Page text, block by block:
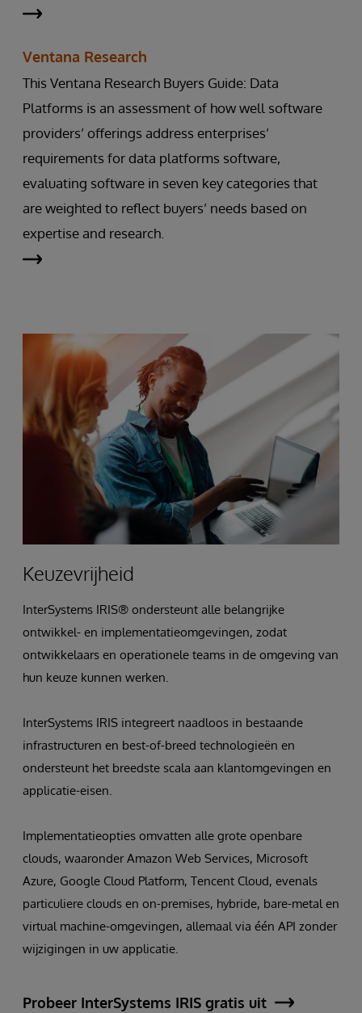
Ventana Research
This Ventana Research Buyers Guide: Data
Platforms is an assessment of how well software
providers’ offerings address enterprises’
requirements for data platforms software,
evaluating software in seven key categories that
are weighted to reflect buyers’ needs based on
expertise and research.
Keuzevrijheid
InterSystems IRIS® ondersteunt alle belangrijke
ontwikkel- en implementatieomgevingen, zodat
ontwikkelaars en operationele teams in de omgeving van
hun keuze kunnen werken.
InterSystems IRIS integreert naadloos in bestaande
infrastructuren en best-of-breed technologieën en
ondersteunt het breedste scala aan klantomgevingen en
applicatie-eisen.
Implementatieopties omvatten alle grote openbare
clouds, waaronder Amazon Web Services, Microsoft
Azure, Google Cloud Platform, Tencent Cloud, evenals
particuliere clouds en on-premises, hybride, bare-metal en
virtual machine-omgevingen, allemaal via één API zonder
wijzigingen in uw applicatie.
Probeer InterSystems IRIS gratis uit